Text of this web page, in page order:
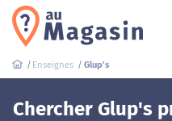
Enseignes Glup's
Chercher Glup's